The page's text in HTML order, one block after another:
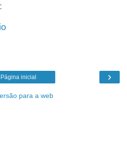
›
Página inicial
para a web